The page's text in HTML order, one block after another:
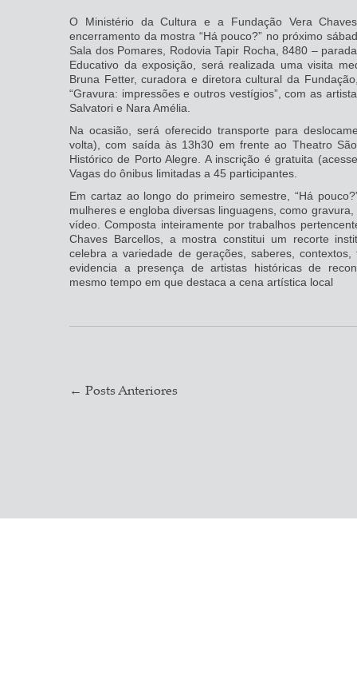
O Ministério da Cultura e a Fundação Vera
encerramento da mostra “Há pouco?” no próximo
Sala dos Pomares, Rodovia Tapir Rocha, 8480 –
Educativo da exposição, será realizada uma visita
Bruna Fetter, curadora e diretora cultural da
“Gravura: impressões e outros vestígios”, com as
Salvatori e Nara Amélia.
Na ocasião, será oferecido transporte para
volta), com saída às 13h30 em frente ao Theatro
Histórico de Porto Alegre. A inscrição é gratuita
Vagas do ônibus limitadas a 45 participantes.
Em cartaz ao longo do primeiro semestre, “Há
mulheres e engloba diversas linguagens, como
vídeo. Composta inteiramente por trabalhos
Chaves Barcellos, a mostra constitui um recorte
celebra a variedade de gerações, saberes,
evidencia a presença de artistas históricas de
mesmo tempo em que destaca a cena artística local
← Posts Anteriores